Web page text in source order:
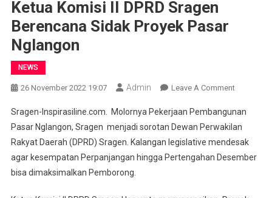
Ketua Komisi II DPRD Sragen
Berencana Sidak Proyek Pasar
Nglangon
NEWS
26 November 2022 19:07 Admin Leave A CommentOn
Komisi
II
DPRD
Sragen
Sragen-Inspirasiline.com. Molornya Pekerjaan Pembangunan
Pasar Nglangon, Sragen menjadi sorotan Dewan Perwakilan
Rakyat Daerah (DPRD) Sragen. Kalangan legislative mendesak
agar kesempatan Perpanjangan hingga Pertengahan Desember
bisa dimaksimalkan Pemborong.